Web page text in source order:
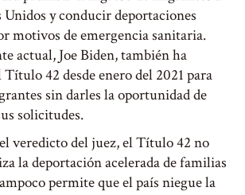
Unidos y conducir deportaciones
motivos de emergencia sanitaria.
actual, Joe Biden, también ha
42 desde enero del 2021 para
sin darles la oportunidad de
solicitudes.
veredicto del juez, el Título 42 no
la deportación acelerada de familias
permite que el país niegue la